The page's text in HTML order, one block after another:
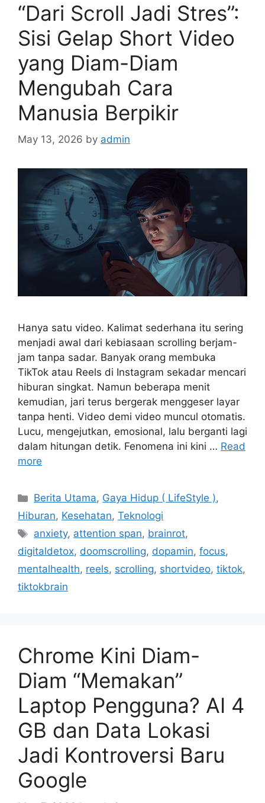
“Dari Scroll Jadi Stres”:
Sisi Gelap Short Video
yang Diam-Diam
Mengubah Cara
Manusia Berpikir
May 13, 2026 by admin
Hanya satu video. Kalimat sederhana itu sering
menjadi awal dari kebiasaan scrolling berjam-
jam tanpa sadar. Banyak orang membuka
TikTok atau Reels di Instagram sekadar mencari
hiburan singkat. Namun beberapa menit
kemudian, jari terus bergerak menggeser layar
tanpa henti. Video demi video muncul otomatis.
Lucu, mengejutkan, emosional, lalu berganti lagi
dalam hitungan detik. Fenomena ini kini … Read
more
Categories
Berita Utama, Gaya Hidup ( LifeStyle ),
Hiburan, Kesehatan, Teknologi
Tags
anxiety, attention span, brainrot,
digitaldetox, doomscrolling, dopamin, focus,
mentalhealth, reels, scrolling, shortvideo, tiktok,
tiktokbrain
Chrome Kini Diam-
Diam “Memakan”
Laptop Pengguna? AI 4
GB dan Data Lokasi
Jadi Kontroversi Baru
Google